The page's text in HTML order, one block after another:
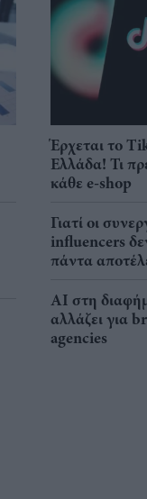
Έρχεται το
Ελλάδα! Τι
κάθε e-shop
Γιατί οι
influencers
πάντα
AI στη
αλλάζει για
agencies